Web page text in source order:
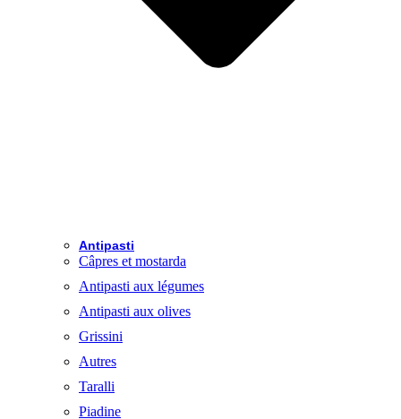
Antipasti
Câpres et mostarda
Antipasti aux légumes
Antipasti aux olives
Grissini
Autres
Taralli
Piadine